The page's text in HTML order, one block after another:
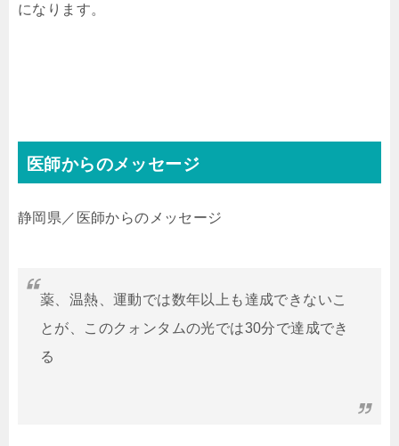
になります。
医師からのメッセージ
静岡県／医師からのメッセージ
薬、温熱、運動では数年以上も達成できないこ
とが、このクォンタムの光では30分で達成でき
る